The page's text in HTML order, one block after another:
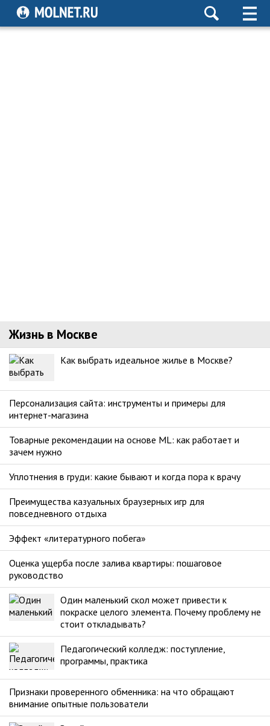
Жизнь в Москве
Как выбрать идеальное жилье в Москве?
Персонализация сайта: инструменты и примеры для
интернет-магазина
Товарные рекомендации на основе ML: как работает и
зачем нужно
Уплотнения в груди: какие бывают и когда пора к врачу
Преимущества казуальных браузерных игр для
повседневного отдыха
Эффект «литературного побега»
Оценка ущерба после залива квартиры: пошаговое
руководство
Один маленький скол может привести к
покраске целого элемента. Почему проблему не
стоит откладывать?
Педагогический колледж: поступление,
программы, практика
Признаки проверенного обменника: на что обращают
внимание опытные пользователи